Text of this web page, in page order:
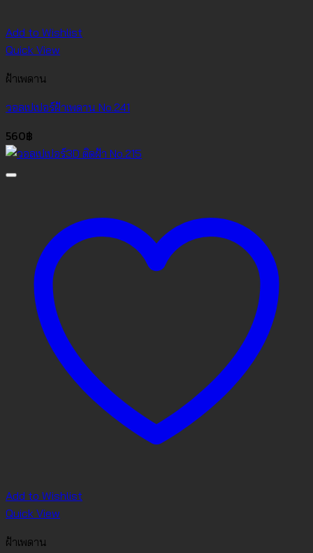
Add to Wishlist
Quick View
ฝ้าเพดาน
วอลเปเปอร์ฝ้าเพดาน No.241
560฿
Add to Wishlist
Quick View
ฝ้าเพดาน